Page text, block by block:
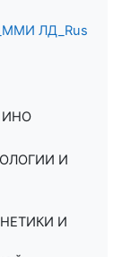
ЛД_Rus
ИНО
И
И